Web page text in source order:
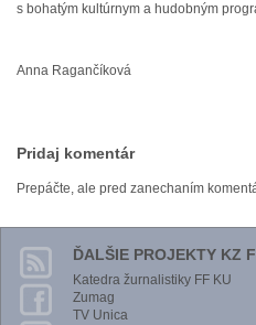
s bohatým kultúrnym a hudobným
Anna Ragančíková
Pridaj komentár
Prepáčte, ale pred zanechaním
ĎALŠIE PROJEKTY KZ
Katedra žurnalistiky FF KU
Zumag
TV Unica